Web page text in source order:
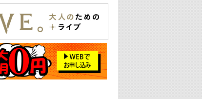
24:00
K-POP 第3世代特集
K-POP 第4世代特集
25:00
あのころヒッツ! 一挙5時間！
2021→2025年